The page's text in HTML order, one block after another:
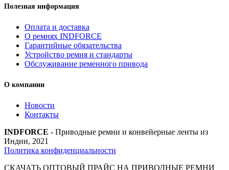
Полезная информация
Оплата и доставка
О ремнях INDFORCE
Гарантийные обязательства
Устройство ремня и стандарты
Обслуживание ременного привода
О компании
Новости
Контакты
INDFORCE - Приводные ремни и конвейерные ленты из
Индии, 2021
Политика конфиденциальности
СКАЧАТЬ ОПТОВЫЙ ПРАЙС НА ПРИВОДНЫЕ РЕМНИ